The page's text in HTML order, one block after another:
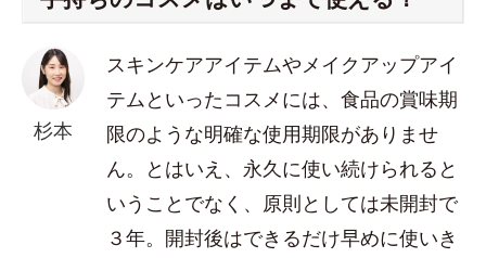
杉本
スキンケアアイテムやメイクアップアイ
テムといったコスメには、食品の賞味期
限のような明確な使用期限がありませ
ん。とはいえ、永久に使い続けられると
いうことでなく、原則としては未開封で
３年。開封後はできるだけ早めに使いき